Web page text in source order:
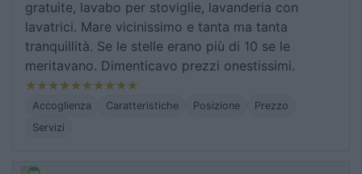
gratuite, lavabo per stoviglie, lavanderia con
lavatrici. Mare vicinissimo e tanta ma tanta
tranquillità. Se le stelle erano più di 10 se le
meritavano. Dimenticavo prezzi onestissimi.
Accoglienza Caratteristiche Posizione
Prezzo
Servizi